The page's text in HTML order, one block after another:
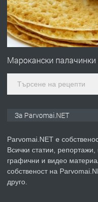
ПРЕДЛАГА
ПРЕДЛАГА
Марокански палачинки
За Parvomai.NET
Parvomai.NET е
Всички статии, репортажи,
графични и видео
собственост на
друго.